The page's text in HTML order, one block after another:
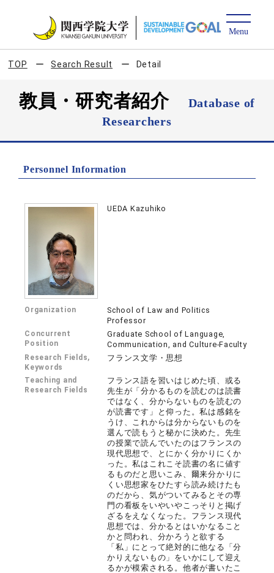
TOP Search Result Detail
教員・研究者紹介
Database of
Researchers
Personnel Information
UEDA Kazuhiko
Organization
School of Law and Politics
Professor
Concurrent
Position
Graduate School of Language,
Communication, and Culture-Faculty
Research Fields,
Keywords
フランス文学・思想
Teaching and
Research Fields
フランス語を習いはじめた頃、或る
先生が「分かるものを読むのは読書
ではなく、分からないものを読むの
が読書です」と仰った。私は感銘を
うけ、これからは分からないものを
選んで読もうと秘かに決めた。先生
の授業で読んでいたのはフランスの
現代思想で、とにかく分かりにくか
った。私はこれこそ読書の名に値す
るものだと思いこみ、爾来分かりに
くい思想家をひたすら読み続けたも
のだから、気がついてみるとその専
門の看板をいやいやこっそりと掲げ
ざるをえなくなった。フランス現代
思想では、分かるとはいかなること
かと問われ、分かろうと欲する
「私」にとって絶対的に他なる「分
かりえないもの」をいかにして迎え
るかが模索される。他者が書いたこ